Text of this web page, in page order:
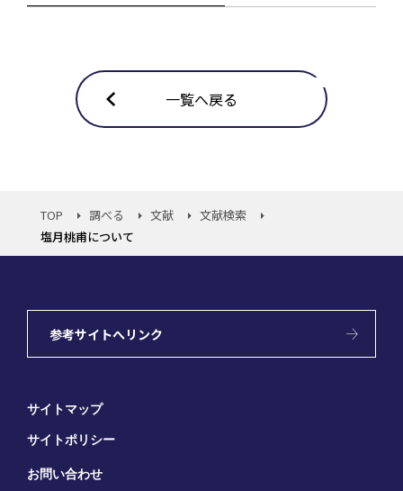
一覧へ戻る
TOP 調べる 文献
文献検索
塩月桃甫について
参考サイトへリンク
サイトマップ
サイトポリシー
お問い合わせ